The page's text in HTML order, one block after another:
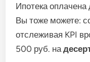
Ипотека
Вы тоже можете:
отслеживая KPI
500 руб. на